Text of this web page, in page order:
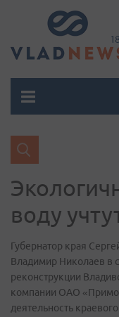
воду
Губернатор края
Владимир Николаев в
реконструкции
компании ОАО
деятельность